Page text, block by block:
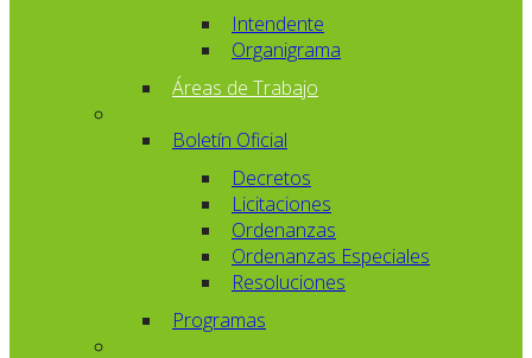
Intendente
Organigrama
Áreas de Trabajo
Boletín Oficial
Decretos
Licitaciones
Ordenanzas
Ordenanzas Especiales
Resoluciones
Programas